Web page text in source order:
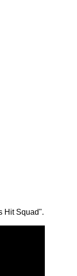
Hit Squad".